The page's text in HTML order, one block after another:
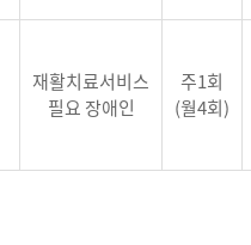
재활치료서비스
필요 장애인
주1회
(월4회)